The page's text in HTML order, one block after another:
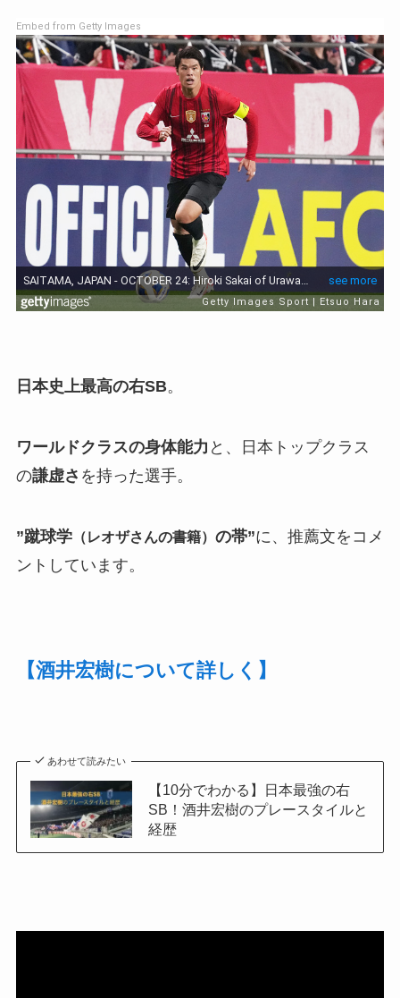
Embed from Getty Images
日本史上最高の右SB。
ワールドクラスの身体能力 と、日本トップクラス
の謙虚さ を持った選手。
”蹴球学（レオザさんの書籍） の帯”に、推薦文をコメ
ントしています。
【酒井宏樹について詳しく】
あわせて読みたい
【10分でわかる】日本最強の右
SB！酒井宏樹のプレースタイルと
経歴